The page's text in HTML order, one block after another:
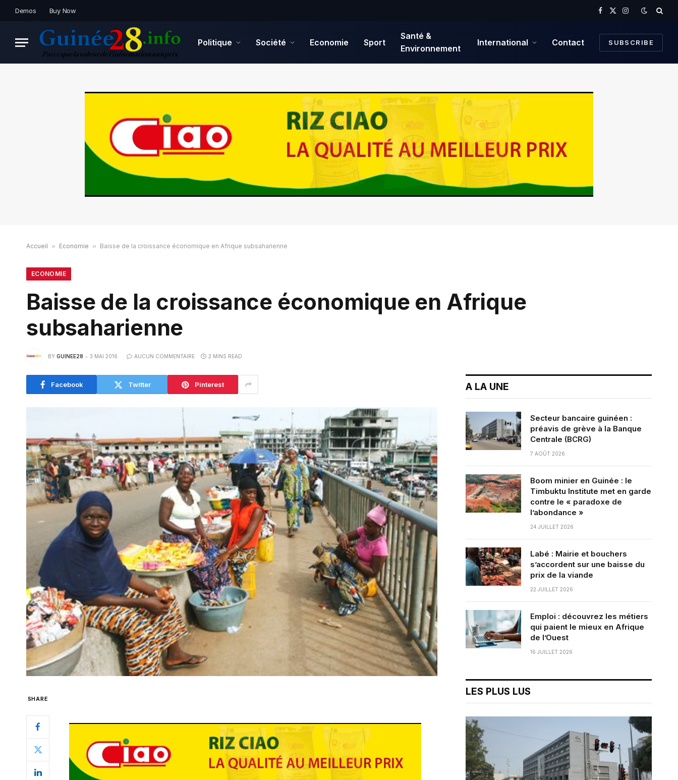
Demos Buy Now
Facebook
X
Instagram
Politique Société Economie Sport
Santé &
Environnement
International Contact SUBSCRIBE
Accueil » Economie » Baisse de la croissance économique en Afrique subsaharienne
ECONOMIE
Baisse de la croissance économique en Afrique
subsaharienne
BY GUINEE28 3 MAI 2016 AUCUN COMMENTAIRE 2 MINS READ
Facebook Twitter Pinterest
SHARE
A LA UNE
Secteur bancaire guinéen :
préavis de grève à la Banque
Centrale (BCRG)
7 AOÛT 2026
Boom minier en Guinée : le
Timbuktu Institute met en garde
contre le « paradoxe de
l’abondance »
24 JUILLET 2026
Labé : Mairie et bouchers
s’accordent sur une baisse du
prix de la viande
22 JUILLET 2026
Emploi : découvrez les métiers
qui paient le mieux en Afrique
de l’Ouest
16 JUILLET 2026
LES PLUS LUS